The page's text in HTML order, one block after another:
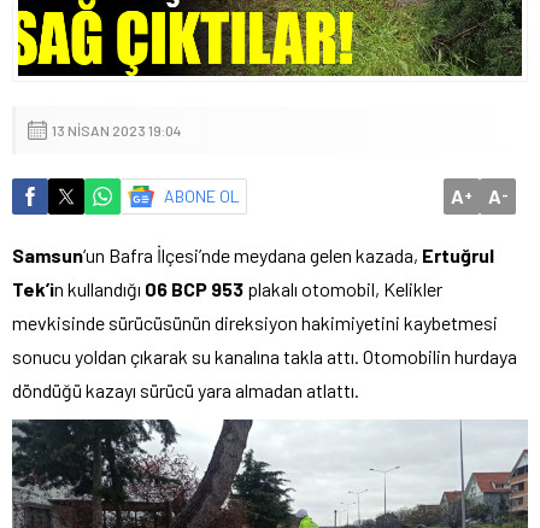
13 NISAN 2023 19:04
ABONE OL A+ A-
Samsun‘un Bafra İlçesi’nde meydana gelen kazada, Ertuğrul
Tek’in kullandığı 06 BCP 953 plakalı otomobil, Kelikler
mevkisinde sürücüsünün direksiyon hakimiyetini kaybetmesi
sonucu yoldan çıkarak su kanalına takla attı. Otomobilin hurdaya
döndüğü kazayı sürücü yara almadan atlattı.